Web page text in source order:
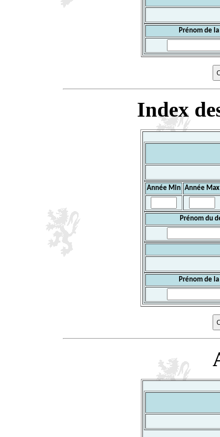
Prénom de
Index
Année Min Année Max
Prénom du
Prénom de